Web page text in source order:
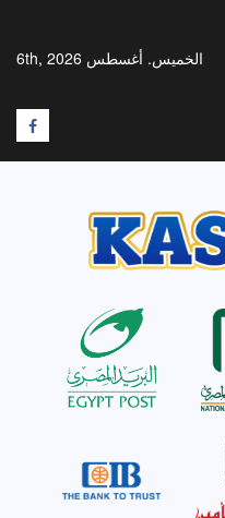
الخميس. أغسطس 6th, 2026
F